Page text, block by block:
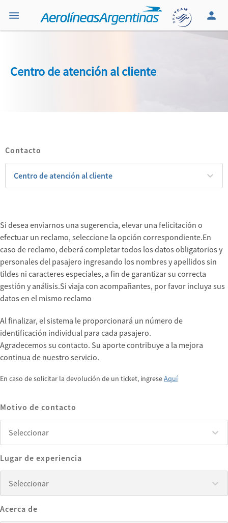
Centro de atención al cliente
Contacto
Centro de atención al cliente
Si desea enviarnos una sugerencia, elevar una felicitación o
efectuar un reclamo, seleccione la opción correspondiente.En
caso de reclamo, deberá completar todos los datos obligatorios y
personales del pasajero ingresando los nombres y apellidos sin
tildes ni caracteres especiales, a fin de garantizar su correcta
gestión y análisis.Si viaja con acompañantes, por favor incluya sus
datos en el mismo reclamo
Al finalizar, el sistema le proporcionará un número de
identificación individual para cada pasajero.
Agradecemos su contacto. Su aporte contribuye a la mejora
continua de nuestro servicio.
En caso de solicitar la devolución de un ticket, ingreseAquí
Motivo de contacto
Seleccionar
Lugar de experiencia
Seleccionar
Acerca de